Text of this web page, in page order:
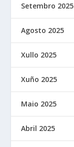
Setembro 2025
Agosto 2025
Xullo 2025
Xuño 2025
Maio 2025
Abril 2025